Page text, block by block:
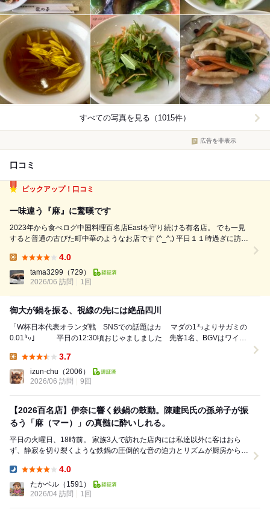
すべての写真を見る（1015件）
広告を非表示
口コミ
ピックアップ！口コミ
一味違う『麻』に驚嘆です
2023年から食べログ中国料理百名店Eastを守り続ける有名店。 でも一見
すると普通の古びた町中華のようなお店です (^_^;) 平日１１時過ぎに訪
4.0
tama3299 （729）
2026/06 訪問
1回
御大が鍋を振る、視線の先には絶品四川
「W杯日本代表オランダ戦 SNSでの話題はカ マダの1㍉よりサガミの
0.01㍉」 平日の12:30頃おじゃましました 先客1名、BGVはワイド
3.7
izun-chu （2006）
2026/06 訪問
9回
【2026百名店】伊奈に響く鉄鍋の鼓動。陳建民氏の孫弟子が振
るう「麻（マー）」の真髄に酔いしれる。
平日の火曜日、18時前。 家族3人で訪れた店内には私達以外に客はおら
ず、静寂を切り裂くような鉄鍋の圧倒的な音の迫力とリズムが厨房から響
4.0
たかベル （1591）
2026/04 訪問
1回